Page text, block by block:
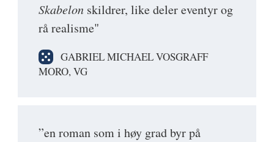
Skabelon skildrer, like deler eventyr og
rå realisme"
GABRIEL MICHAEL VOSGRAFF
MORO, VG
”en roman som i høy grad byr på